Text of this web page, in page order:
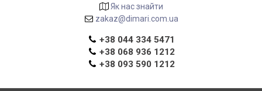
Як нас знайти
zakaz@dimari.com.ua
+38 044 334 5471
+38 068 936 1212
+38 093 590 1212